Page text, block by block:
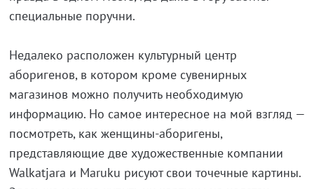
специальные поручни.
Недалеко расположен культурный центр
аборигенов, в котором кроме сувенирных
магазинов можно получить необходимую
информацию. Но самое интересное на мой взгляд —
посмотреть, как женщины-аборигены,
представляющие две художественные компании
Walkatjara и Maruku рисуют свои точечные картины.